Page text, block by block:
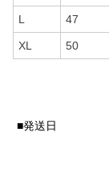
L 47
XL 50
■発送日